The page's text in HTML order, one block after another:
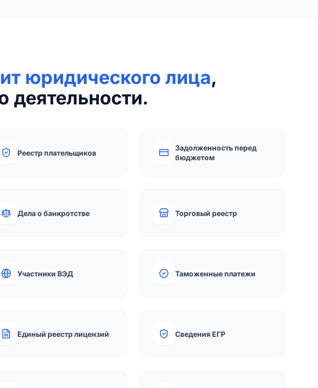
юридического лица,
деятельности.
Реестр плательщиков
Задолженность перед
бюджетом
Дела о банкротстве Торговый реестр
Участники ВЭД Таможенные платежи
Единый реестр лицензий Сведения ЕГР